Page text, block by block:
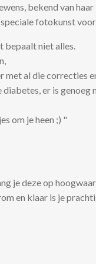
bekend van
fotokunst
bepaalt niet alles.
met al die correcties
er is genoeg
om je heen ;) "
je deze op
en klaar is je